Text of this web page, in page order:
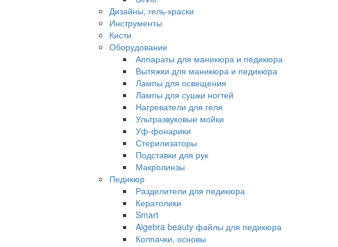
Дизайны, гель-краски
Инструменты
Кисти
Оборудование
Аппараты для маникюра и педикюра
Вытяжки для маникюра и педикюра
Лампы для освещения
Лампы для сушки ногтей
Нагреватели для геля
Ультразвуковые мойки
Уф-фонарики
Стерилизаторы
Подставки для рук
Макролинзы
Педикюр
Разделители для педикюра
Кератолики
Smart
Algebra beauty файлы для педикюра
Колпачки, основы